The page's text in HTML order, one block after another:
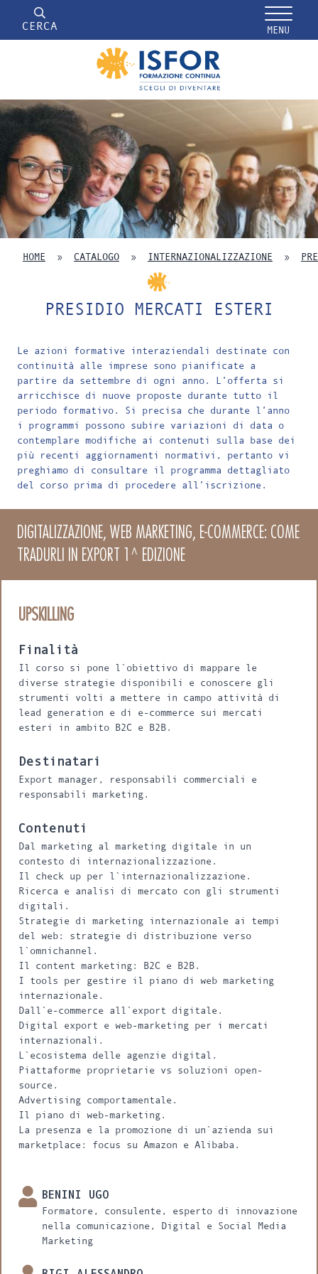
CERCA MENU
HOME » CATALOGO » INTERNAZIONALIZZAZIONE »
PRESIDIO MERCATI ESTERI
Le azioni formative interaziendali destinate con
continuità alle imprese sono pianificate a
partire da settembre di ogni anno. L’offerta si
arricchisce di nuove proposte durante tutto il
periodo formativo. Si precisa che durante l’anno
i programmi possono subire variazioni di data o
contemplare modifiche ai contenuti sulla base dei
più recenti aggiornamenti normativi, pertanto vi
preghiamo di consultare il programma dettagliato
del corso prima di procedere all’iscrizione.
DIGITALIZZAZIONE, WEB MARKETING, E-COMMERCE: COME
TRADURLI IN EXPORT 1^ EDIZIONE
UPSKILLING
Finalità
Il corso si pone l`obiettivo di mappare le
diverse strategie disponibili e conoscere gli
strumenti volti a mettere in campo attività di
lead generation e di e-commerce sui mercati
esteri in ambito B2C e B2B.
Destinatari
Export manager, responsabili commerciali e
responsabili marketing.
Contenuti
Dal marketing al marketing digitale in un
contesto di internazionalizzazione.
Il check up per l`internazionalizzazione.
Ricerca e analisi di mercato con gli strumenti
digitali.
Strategie di marketing internazionale ai tempi
del web: strategie di distribuzione verso
l`omnichannel.
Il content marketing: B2C e B2B.
I tools per gestire il piano di web marketing
internazionale.
Dall`e-commerce all`export digitale.
Digital export e web-marketing per i mercati
internazionali.
L`ecosistema delle agenzie digital.
Piattaforme proprietarie vs soluzioni open-
source.
Advertising comportamentale.
Il piano di web-marketing.
La presenza e la promozione di un`azienda sui
marketplace: focus su Amazon e Alibaba.
BENINI UGO
Formatore, consulente, esperto di innovazione
nella comunicazione, Digital e Social Media
Marketing